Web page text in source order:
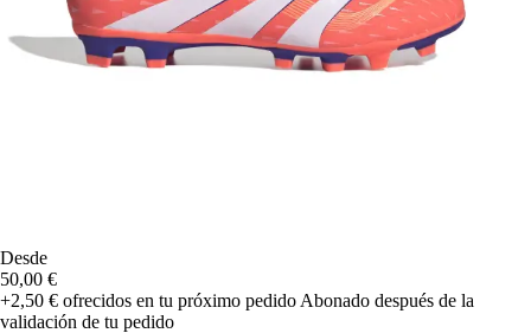
Desde
50,00 €
+2,50 € ofrecidos en tu próximo pedido Abonado después de la
validación de tu pedido